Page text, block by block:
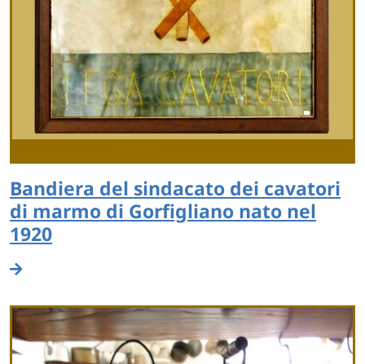
Bandiera del sindacato dei cavatori
di marmo di Gorfigliano nato nel
1920